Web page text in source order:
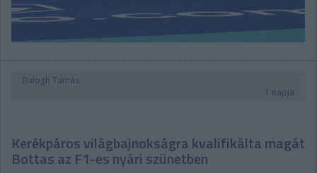
Balogh Tamás
1 napja
Kerékpáros világbajnokságra kvalifikálta magát
Bottas az F1-es nyári szünetben